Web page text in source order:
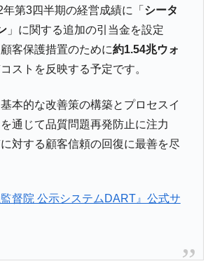
楽天ライオンズ」とは？
「白毛馬」とは？
ライダーの意外すぎるモチーフとは？
日で大崩壊、鳴かず飛ばずに終わりそう
は？
ールの高額取引馬が稼いだ金額とは？
第3四半期の経営成績に「 シータ
」に関する追加の引当金を設定
客保護措置のために約1.54兆ウォ
ストを反映する予定です。
本的な改善策の構築とプロセスイ
通じて品質問題再発防止に注力
対する顧客信頼の回復に最善を尽
監督院 公示システムDART』公式サ